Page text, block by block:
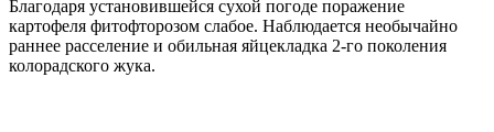
Благодаря установившейся сухой погоде поражение
картофеля фитофторозом слабое. Наблюдается необычайно
раннее расселение и обильная яйцекладка 2-го поколения
колорадского жука.